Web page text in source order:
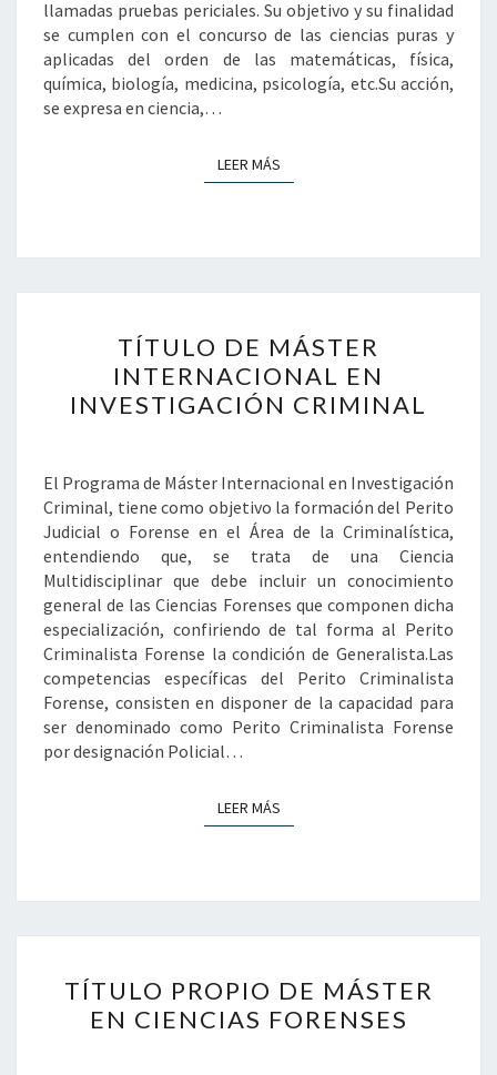
llamadas pruebas periciales. Su objetivo y su finalidad
se cumplen con el concurso de las ciencias puras y
aplicadas del orden de las matemáticas, física,
química, biología, medicina, psicología, etc.Su acción,
se expresa en ciencia,…
LEER MÁSLEER MÁS
DE
MÁSTER
INTERNACIONAL
EN
TÍTULO DE MÁSTER
INTERNACIONAL EN
INVESTIGACIÓN CRIMINAL
El Programa de Máster Internacional en Investigación
Criminal, tiene como objetivo la formación del Perito
Judicial o Forense en el Área de la Criminalística,
entendiendo que, se trata de una Ciencia
Multidisciplinar que debe incluir un conocimiento
general de las Ciencias Forenses que componen dicha
especialización, confiriendo de tal forma al Perito
Criminalista Forense la condición de Generalista.Las
competencias específicas del Perito Criminalista
Forense, consisten en disponer de la capacidad para
ser denominado como Perito Criminalista Forense
por designación Policial…
LEER MÁSLEER MÁS
PROPIO
DE
TÍTULO PROPIO DE MÁSTER
EN CIENCIAS FORENSES